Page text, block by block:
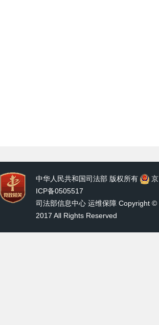
中华人民共和国司法部 版权所有
京
ICP备0505517
司法部信息中心 运维保障 Copyright ©
2017 All Rights Reserved